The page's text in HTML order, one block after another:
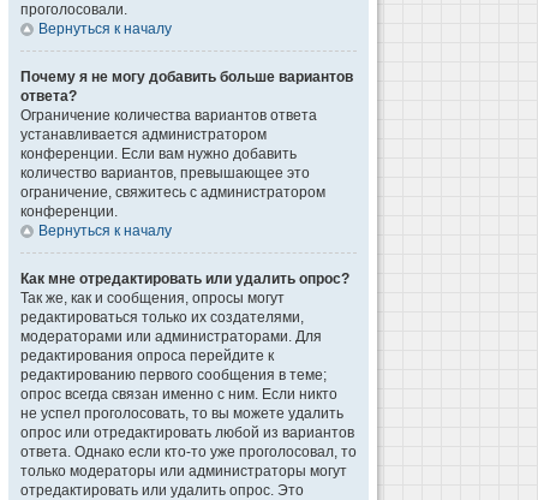
проголосовали.
Вернуться к началу
Почему я не могу добавить больше вариантов
ответа?
Ограничение количества вариантов ответа
устанавливается администратором
конференции. Если вам нужно добавить
количество вариантов, превышающее это
ограничение, свяжитесь с администратором
конференции.
Вернуться к началу
Как мне отредактировать или удалить опрос?
Так же, как и сообщения, опросы могут
редактироваться только их создателями,
модераторами или администраторами. Для
редактирования опроса перейдите к
редактированию первого сообщения в теме;
опрос всегда связан именно с ним. Если никто
не успел проголосовать, то вы можете удалить
опрос или отредактировать любой из вариантов
ответа. Однако если кто-то уже проголосовал, то
только модераторы или администраторы могут
отредактировать или удалить опрос. Это